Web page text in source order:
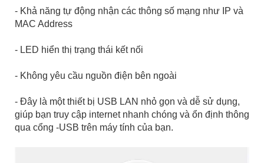
- Khả năng tự động nhận các thông số mạng như IP và
MAC Address
- LED hiển thị trạng thái kết nối
- Không yêu cầu nguồn điện bên ngoài
- Đây là một thiết bị USB LAN nhỏ gọn và dễ sử dụng,
giúp bạn truy cập internet nhanh chóng và ổn định thông
qua cổng -USB trên máy tính của bạn.